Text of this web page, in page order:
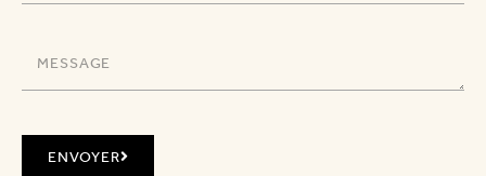
ENVOYER